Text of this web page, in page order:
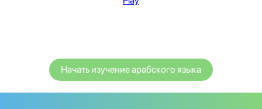
Начать изучение арабского языка